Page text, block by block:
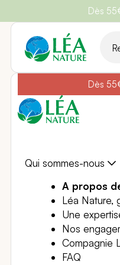
Dès
Aller
contenu
Dès
Qui sommes-nous
A propos
Léa Nature,
Une
Nos
Compagnie
FAQ